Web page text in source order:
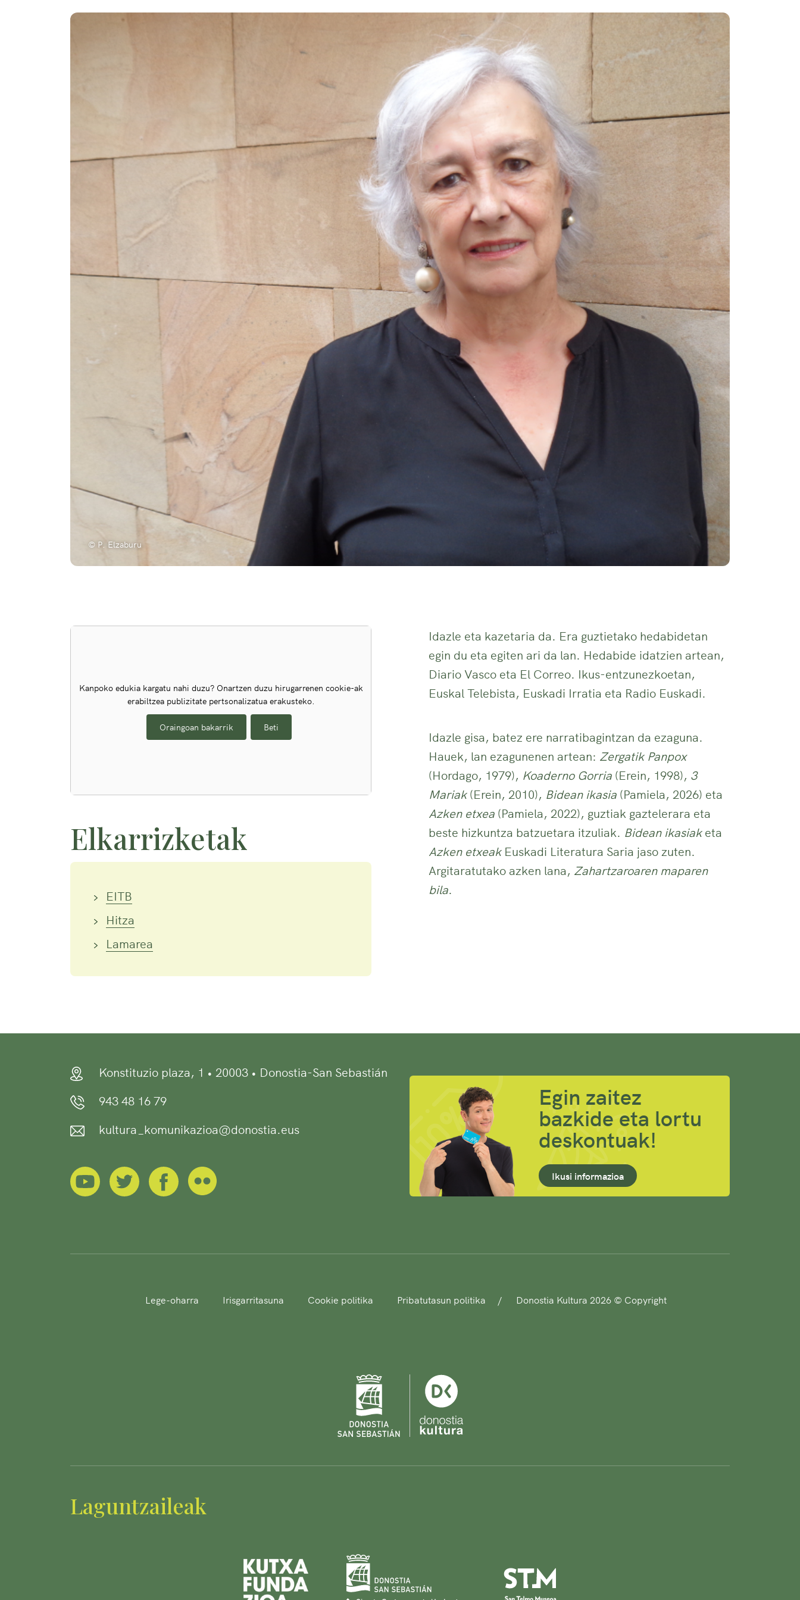
© P. Elzaburu
Idazle eta kazetaria da. Era guztietako hedabidetan
egin du eta egiten ari da lan. Hedabide idatzien artean,
Diario Vasco eta El Correo. Ikus-entzunezkoetan,
Euskal Telebista, Euskadi Irratia eta Radio Euskadi.
Idazle gisa, batez ere narratibagintzan da ezaguna.
Hauek, lan ezagunenen artean: Zergatik Panpox
(Hordago, 1979), Koaderno Gorria (Erein, 1998), 3
Mariak(Erein, 2010), Bidean ikasia (Pamiela, 2026) eta
Azken etxea (Pamiela, 2022), guztiak gaztelerara eta
beste hizkuntza batzuetara itzuliak. Bidean ikasiaketa
Azken etxeakEuskadi Literatura Saria jaso zuten.
Argitaratutako azken lana, Zahartzaroaren maparen
bila.
Kanpoko edukia kargatu nahi duzu? Onartzen duzu hirugarrenen cookie-ak
erabiltzea publizitate pertsonalizatua erakusteko.
Oraingoan bakarrik Beti
Elkarrizketak
EITB
Hitza
Lamarea
Konstituzio plaza, 1 • 20003 • Donostia-San Sebastián
943 48 16 79
kultura_komunikazioa@donostia.eus
Egin zaitez
bazkide eta lortu
deskontuak!
Ikusi informazioa
Lege-oharra Irisgarritasuna Cookie politika Pribatutasun politika Donostia Kultura 2026 © Copyright
Laguntzaileak